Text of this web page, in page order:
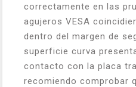
correctamente en las
agujeros VESA
dentro del margen de
superficie curva
contacto con la placa
recomiendo comprobar